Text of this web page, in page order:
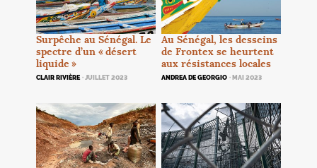
Surpêche au Sénégal. Le
spectre d’un «désert
liquide »
CLAIR RIVIÈRE · JUILLET 2023
Au Sénégal, les desseins
de Frontex se heurtent
aux résistances locales
ANDREA DE GEORGIO · MAI 2023